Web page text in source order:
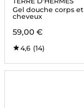
Gel douche corps et
cheveux
59,00 €
4,6 (14)